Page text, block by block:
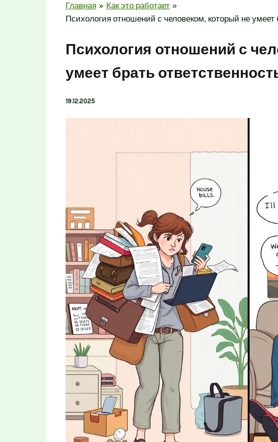
Главная
Как это работает
Психология отношений с человеком, который не умеет
Психология отношений с
умеет брать
19.12.2025